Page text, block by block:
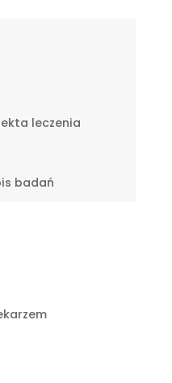
leczenia
badań